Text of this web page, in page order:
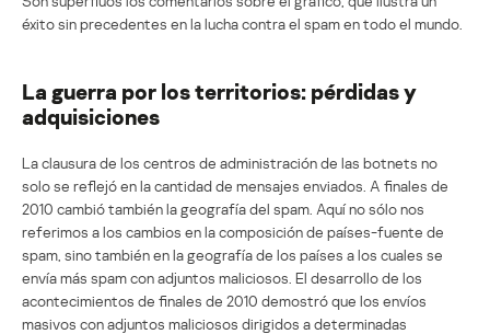
éxito sin precedentes en la lucha contra el spam en todo el mundo.
La guerra por los territorios: pérdidas y
adquisiciones
La clausura de los centros de administración de las botnets no
solo se reflejó en la cantidad de mensajes enviados. A finales de
2010 cambió también la geografía del spam. Aquí no sólo nos
referimos a los cambios en la composición de países-fuente de
spam, sino también en la geografía de los países a los cuales se
envía más spam con adjuntos maliciosos. El desarrollo de los
acontecimientos de finales de 2010 demostró que los envíos
masivos con adjuntos maliciosos dirigidos a determinadas